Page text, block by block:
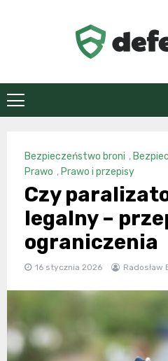
Bezpieczeństwo broni ,
Prawo , Prawo i przepisy
Czy
legalny –
ograniczenia
16 stycznia 2026 Radosław